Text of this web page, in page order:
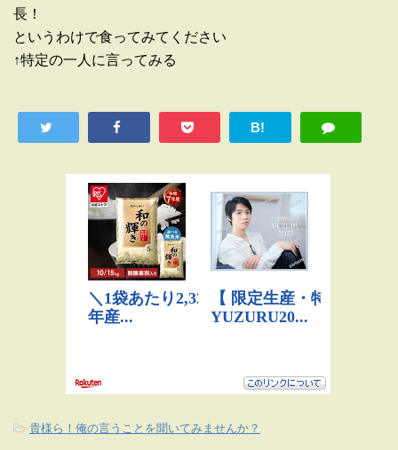
長！
というわけで食ってみてください
↑特定の一人に言ってみる
B!
-貴様ら！俺の言うことを聞いてみませんか？